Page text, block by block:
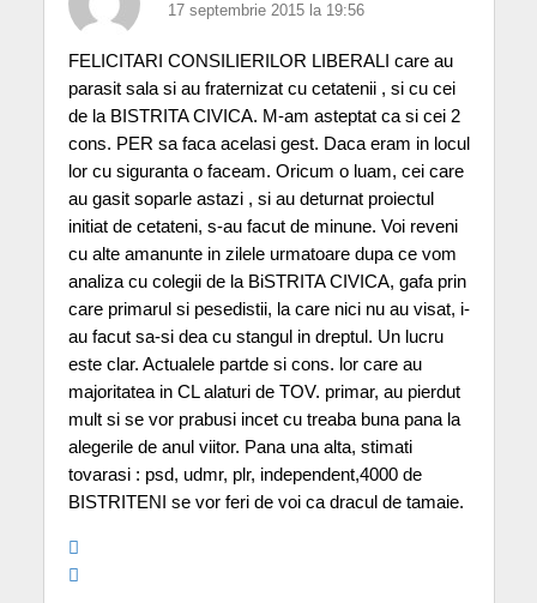
17 septembrie 2015 la 19:56
FELICITARI CONSILIERILOR LIBERALI care au
parasit sala si au fraternizat cu cetatenii , si cu cei
de la BISTRITA CIVICA. M-am asteptat ca si cei 2
cons. PER sa faca acelasi gest. Daca eram in locul
lor cu siguranta o faceam. Oricum o luam, cei care
au gasit soparle astazi , si au deturnat proiectul
initiat de cetateni, s-au facut de minune. Voi reveni
cu alte amanunte in zilele urmatoare dupa ce vom
analiza cu colegii de la BiSTRITA CIVICA, gafa prin
care primarul si pesedistii, la care nici nu au visat, i-
au facut sa-si dea cu stangul in dreptul. Un lucru
este clar. Actualele partde si cons. lor care au
majoritatea in CL alaturi de TOV. primar, au pierdut
mult si se vor prabusi incet cu treaba buna pana la
alegerile de anul viitor. Pana una alta, stimati
tovarasi : psd, udmr, plr, independent,4000 de
BISTRITENI se vor feri de voi ca dracul de tamaie.